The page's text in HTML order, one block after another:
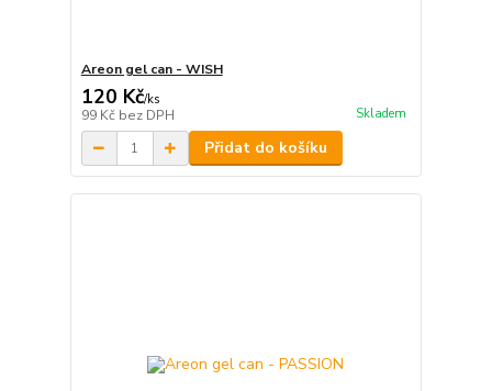
Areon gel can - WISH
120 Kč/ks
99 Kč bez DPH Skladem
Přidat do košíku